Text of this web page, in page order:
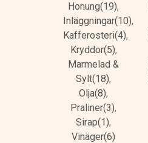
Honung(19),
Inläggningar(10),
Kafferosteri(4),
Kryddor(5),
Marmelad &
Sylt(18),
Olja(8),
Praliner(3),
Sirap(1),
Vinäger(6)